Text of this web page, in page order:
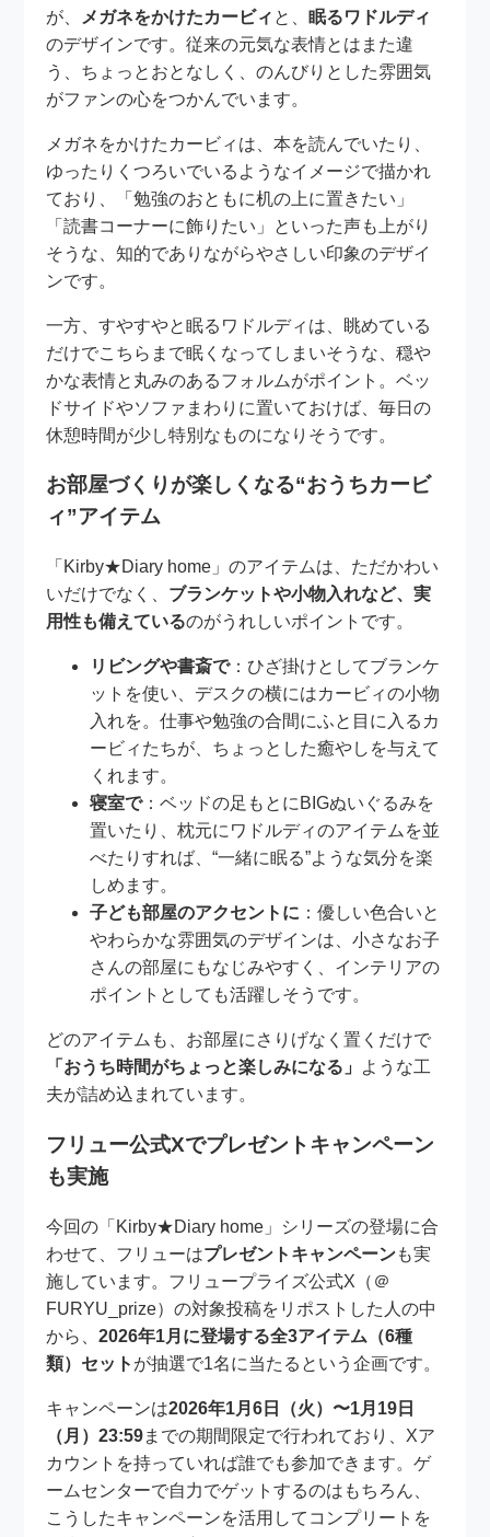
が、
メガネをかけたカービィ と、眠るワドルディ
のデザインです。従来の元気な表情とはまた違
う、ちょっとおとなしく、のんびりとした雰囲気
がファンの心をつかんでいます。
メガネをかけたカービィは、本を読んでいたり、
ゆったりくつろいでいるようなイメージで描かれ
ており、「勉強のおともに机の上に置きたい」
「読書コーナーに飾りたい」といった声も上がり
そうな、知的でありながらやさしい印象のデザイ
ンです。
一方、すやすやと眠るワドルディは、眺めている
だけでこちらまで眠くなってしまいそうな、穏や
かな表情と丸みのあるフォルムがポイント。ベッ
ドサイドやソファまわりに置いておけば、毎日の
休憩時間が少し特別なものになりそうです。
お部屋づくりが楽しくなる“おうちカービ
ィ”アイテム
「Kirby★Diary home」のアイテムは、ただかわい
いだけでなく、 ブランケットや小物入れなど、実
用性も備えているのがうれしいポイントです。
リビングや書斎で：ひざ掛けとしてブランケ
ットを使い、デスクの横にはカービィの小物
入れを。仕事や勉強の合間にふと目に入るカ
ービィたちが、ちょっとした癒やしを与えて
くれます。
寝室で：ベッドの足もとにBIGぬいぐるみを
置いたり、枕元にワドルディのアイテムを並
べたりすれば、“一緒に眠る”ような気分を楽
しめます。
子ども部屋のアクセントに ：優しい色合いと
やわらかな雰囲気のデザインは、小さなお子
さんの部屋にもなじみやすく、インテリアの
ポイントとしても活躍しそうです。
どのアイテムも、お部屋にさりげなく置くだけで
「おうち時間がちょっと楽しみになる」 ような工
夫が詰め込まれています。
フリュー公式Xでプレゼントキャンペーン
も実施
今回の「Kirby★Diary home」シリーズの登場に合
わせて、フリューはプレゼントキャンペーンも実
施しています。フリュープライズ公式X（＠
FURYU_prize）の対象投稿をリポストした人の中
から、2026年1月に登場する全3アイテム（6種
類）セット が抽選で1名に当たるという企画です。
キャンペーンは2026年1月6日（火）〜1月19日
（月）23:59までの期間限定で行われており、Xア
カウントを持っていれば誰でも参加できます。ゲ
ームセンターで自力でゲットするのはもちろん、
こうしたキャンペーンを活用してコンプリートを